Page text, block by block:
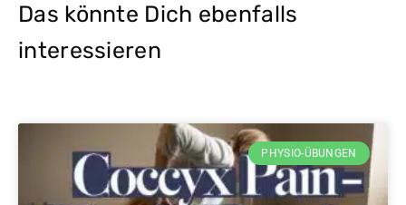
Das könnte Dich ebenfalls
interessieren
PHYSIO-ÜBUNGEN